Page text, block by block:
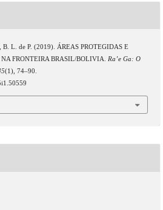
L. de P. (2019). ÁREAS PROTEGIDAS E
FRONTEIRA BRASIL/BOLIVIA. Ra’e Ga: O
(1), 74–90.